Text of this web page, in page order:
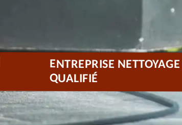
ENTREPRISE
QUALIFIÉ